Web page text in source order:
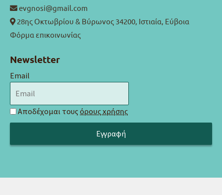
evgnosi@gmail.com
28ης Οκτωβρίου & Βύρωνος 34200, Ιστιαία, Εύβοια
Φόρμα επικοινωνίας
Newsletter
Email
Αποδέχομαι τους όρους χρήσης